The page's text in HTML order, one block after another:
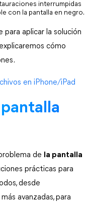
interrumpidas
con la pantalla en negro.
para aplicar la solución
cómo
en iPhone/iPad
de
la pantalla
prácticas para
desde
avanzadas, para